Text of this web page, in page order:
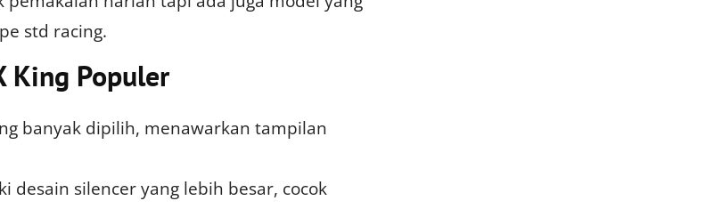
std racing.
King Populer
banyak dipilih, menawarkan tampilan
desain silencer yang lebih besar, cocok